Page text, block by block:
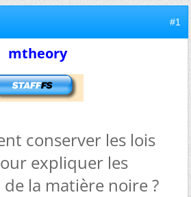
#1
mtheory
conserver les lois
expliquer les
de la matière noire ?